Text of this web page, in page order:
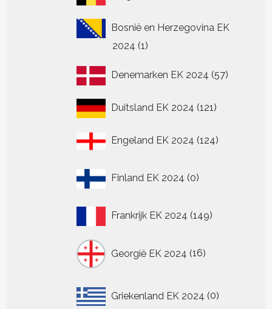
Bosnië en Herzegovina EK
2024 11
Denemarken EK 2024 5757
Duitsland EK 2024 121121
Engeland EK 2024 124124
Finland EK 2024 0
producten
Frankrijk EK 2024 149149
Georgië EK 2024 16
producten
Griekenland EK 2024 0
producten